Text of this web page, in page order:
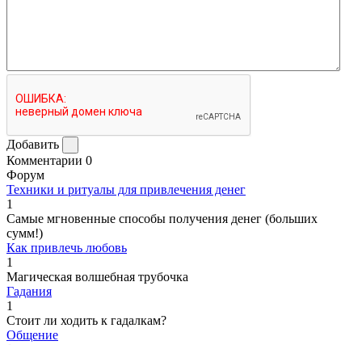
Добавить
Комментарии 0
Форум
Техники и ритуалы для привлечения денег
1
Самые мгновенные способы получения денег (больших
сумм!)
Как привлечь любовь
1
Магическая волшебная трубочка
Гадания
1
Стоит ли ходить к гадалкам?
Общение